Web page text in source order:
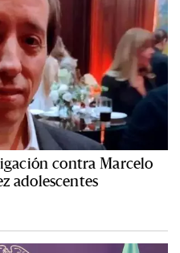
contra Marcelo
adolescentes